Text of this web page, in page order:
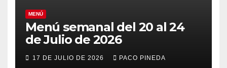
MENÚ
Menú semanal del 20 al 24
de Julio de 2026
17 DE JULIO DE 2026 PACO PINEDA